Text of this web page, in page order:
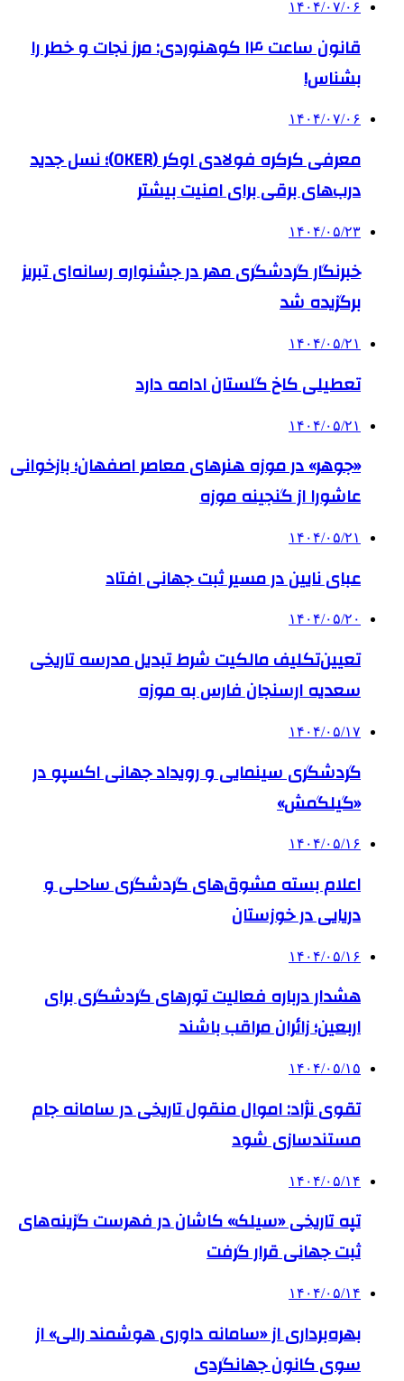
۱۴۰۴/۰۷/۰۶
قانون ساعت ۱۴ کوهنوردی: مرز نجات و خطر را
بشناس!
۱۴۰۴/۰۷/۰۶
معرفی کرکره فولادی اوکر (OKER)؛ نسل جدید
درب‌های برقی برای امنیت بیشتر
۱۴۰۴/۰۵/۲۳
خبرنگار گردشگری مهر در جشنواره رسانه‌ای تبریز
برگزیده شد
۱۴۰۴/۰۵/۲۱
تعطیلی کاخ گلستان ادامه دارد
۱۴۰۴/۰۵/۲۱
«جوهر» در موزه هنرهای معاصر اصفهان؛ بازخوانی
عاشورا از گنجینه موزه
۱۴۰۴/۰۵/۲۱
عبای نایین در مسیر ثبت جهانی افتاد
۱۴۰۴/۰۵/۲۰
تعیین‌تکلیف مالکیت شرط تبدیل مدرسه تاریخی
سعدیه ارسنجان فارس به موزه
۱۴۰۴/۰۵/۱۷
گردشگری سینمایی و رویداد جهانی اکسپو در
«گیلگمش»
۱۴۰۴/۰۵/۱۶
اعلام بسته مشوق‌های گردشگری ساحلی و
دریایی در خوزستان
۱۴۰۴/۰۵/۱۶
هشدار درباره فعالیت تورهای گردشگری برای
اربعین؛ زائران مراقب باشند
۱۴۰۴/۰۵/۱۵
تقوی نژاد: اموال منقول تاریخی در سامانه جام
مستندسازی شود
۱۴۰۴/۰۵/۱۴
تپه تاریخی «سیلک» کاشان در فهرست گزینه‌های
ثبت جهانی قرار گرفت
۱۴۰۴/۰۵/۱۴
بهره‌برداری از «سامانه داوری هوشمند رالی» از
سوی کانون جهانگردی